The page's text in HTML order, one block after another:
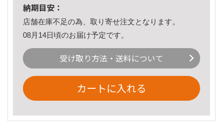
納期目安：
店舗在庫不足の為、取り寄せ注文となります。
08月14日頃のお届け予定です。
受け取り方法・送料について
カートに入れる